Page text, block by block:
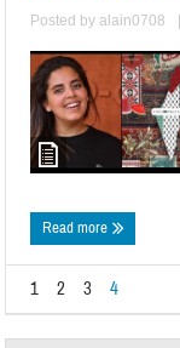
Posted byalain0708
Read more
1 2 3 4